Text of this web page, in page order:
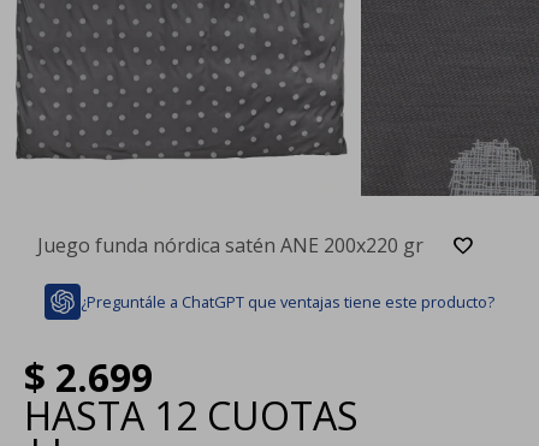
Juego funda nórdica satén ANE 200x220 gr
¿Preguntále a ChatGPT que ventajas tiene este producto?
$ 2.699
HASTA 12 CUOTAS